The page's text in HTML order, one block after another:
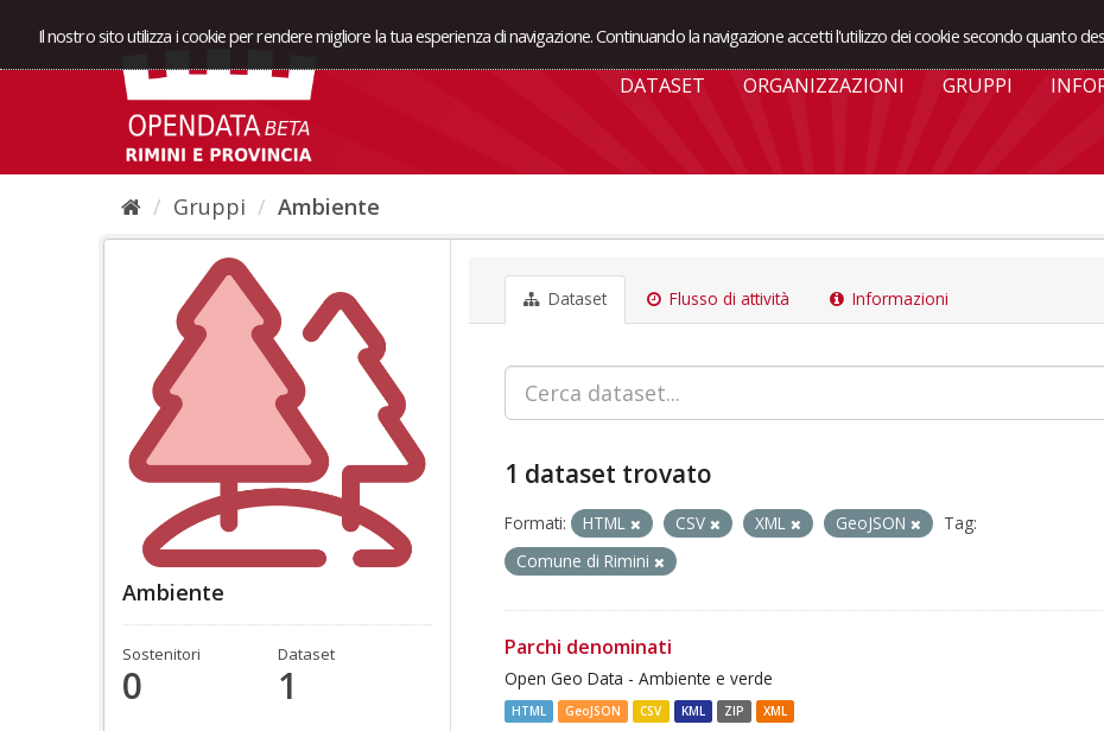
Il nostro sito utilizza i cookie per rendere migliore la tua esperienza di navigazione. Continuando la navigazione accetti l'utilizzo dei cookie secondo quanto
DATASET ORGANIZZAZIONI GRUPPI
Gruppi Ambiente
Ambiente
Sostenitori
0
Dataset
1
Dataset Flusso di attività Informazioni
1 dataset trovato
Formati: HTML CSV XML GeoJSON
Tag:
Comune di Rimini
Parchi denominati
Open Geo Data - Ambiente e verde
HTML GeoJSON CSV KML ZIP XML